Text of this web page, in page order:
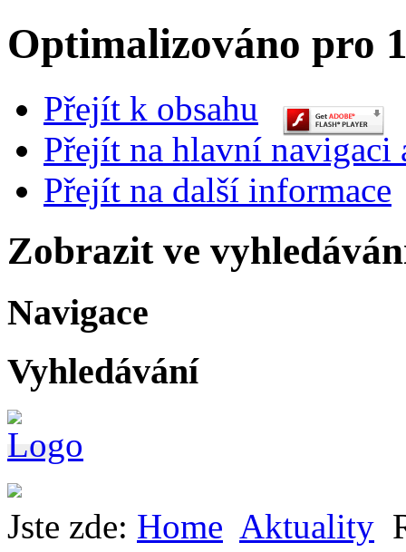
Optimalizováno pro
Přejít k obsahu
Přejít na hlavní navigaci
Přejít na další informace
Zobrazit ve
Navigace
Vyhledávání
Jste zde: Home Aktuality